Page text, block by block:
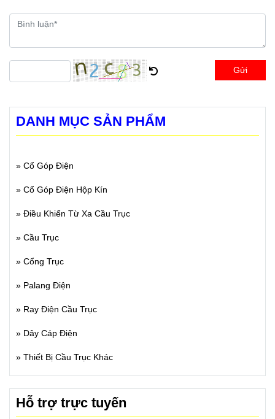
Gửi
DANH MỤC SẢN PHẨM
» Cổ Góp Điện
» Cổ Góp Điện Hộp Kín
» Điều Khiển Từ Xa Cầu Trục
» Cầu Trục
» Cổng Trục
» Palang Điện
» Ray Điện Cầu Trục
» Dây Cáp Điện
» Thiết Bị Cầu Trục Khác
Hỗ trợ trực tuyến